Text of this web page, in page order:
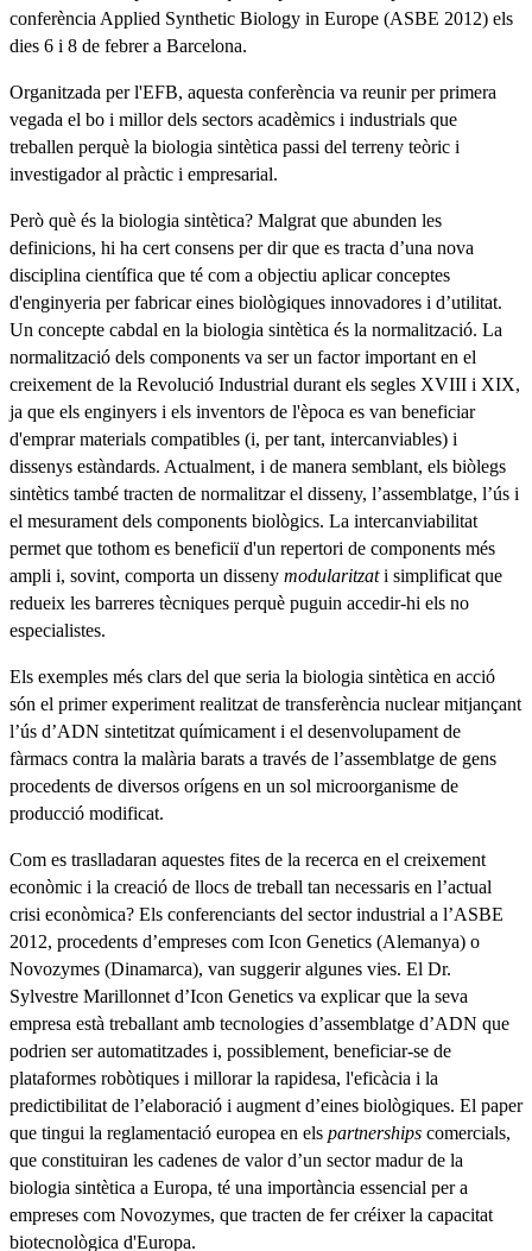
conferència Applied Synthetic Biology in Europe (ASBE 2012) els
dies 6 i 8 de febrer a Barcelona.
Organitzada per l'EFB, aquesta conferència va reunir per primera
vegada el bo i millor dels sectors acadèmics i industrials que
treballen perquè la biologia sintètica passi del terreny teòric i
investigador al pràctic i empresarial.
Però què és la biologia sintètica? Malgrat que abunden les
definicions, hi ha cert consens per dir que es tracta d’una nova
disciplina científica que té com a objectiu aplicar conceptes
d'enginyeria per fabricar eines biològiques innovadores i d’utilitat.
Un concepte cabdal en la biologia sintètica és la normalització. La
normalització dels components va ser un factor important en el
creixement de la Revolució Industrial durant els segles XVIII i XIX,
ja que els enginyers i els inventors de l'època es van beneficiar
d'emprar materials compatibles (i, per tant, intercanviables) i
dissenys estàndards. Actualment, i de manera semblant, els biòlegs
sintètics també tracten de normalitzar el disseny, l’assemblatge, l’ús i
el mesurament dels components biològics. La intercanviabilitat
permet que tothom es beneficiï d'un repertori de components més
ampli i, sovint, comporta un disseny modularitzati simplificat que
redueix les barreres tècniques perquè puguin accedir-hi els no
especialistes.
Els exemples més clars del que seria la biologia sintètica en acció
són el primer experiment realitzat de transferència nuclear mitjançant
l’ús d’ADN sintetitzat químicament i el desenvolupament de
fàrmacs contra la malària barats a través de l’assemblatge de gens
procedents de diversos orígens en un sol microorganisme de
producció modificat.
Com es traslladaran aquestes fites de la recerca en el creixement
econòmic i la creació de llocs de treball tan necessaris en l’actual
crisi econòmica? Els conferenciants del sector industrial a l’ASBE
2012, procedents d’empreses com Icon Genetics (Alemanya) o
Novozymes (Dinamarca), van suggerir algunes vies. El Dr.
Sylvestre Marillonnet d’Icon Genetics va explicar que la seva
empresa està treballant amb tecnologies d’assemblatge d’ADN que
podrien ser automatitzades i, possiblement, beneficiar-se de
plataformes robòtiques i millorar la rapidesa, l'eficàcia i la
predictibilitat de l’elaboració i augment d’eines biològiques. El paper
que tingui la reglamentació europea en els partnerships comercials,
que constituiran les cadenes de valor d’un sector madur de la
biologia sintètica a Europa, té una importància essencial per a
empreses com Novozymes, que tracten de fer créixer la capacitat
biotecnològica d'Europa.